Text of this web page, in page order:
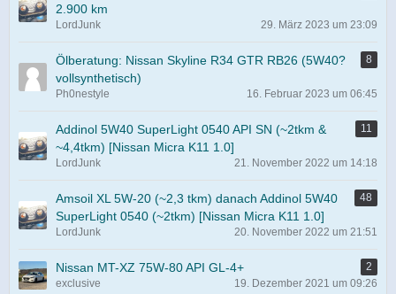
2.900 km
LordJunk 29. März 2023 um 23:09
Ölberatung: Nissan Skyline R34 GTR RB26 (5W40?
vollsynthetisch)
8
Ph0nestyle 16. Februar 2023 um 06:45
Addinol 5W40 SuperLight 0540 API SN (~2tkm &
~4,4tkm) [Nissan Micra K11 1.0]
11
LordJunk 21. November 2022 um 14:18
Amsoil XL 5W-20 (~2,3 tkm) danach Addinol 5W40
SuperLight 0540 (~2tkm) [Nissan Micra K11 1.0]
48
LordJunk 20. November 2022 um 21:51
Nissan MT-XZ 75W-80 API GL-4+
2
exclusive
19. Dezember 2021 um 09:26